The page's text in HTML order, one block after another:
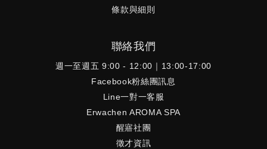
條款與細則
聯絡我們
週一至週五 9:00 - 12:00｜13:00-17:00
Facebook粉絲團訊息
Line一對一客服
Erwachen AROMA SPA
醒寤社團
徵才資訊